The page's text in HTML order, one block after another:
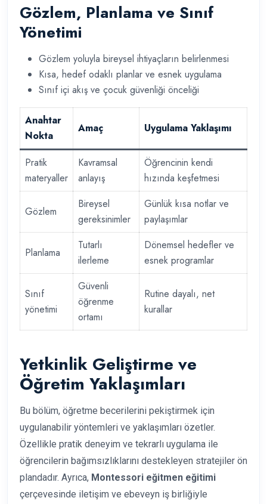
Gözlem, Planlama ve Sınıf
Yönetimi
Gözlem yoluyla bireysel ihtiyaçların belirlenmesi
Kısa, hedef odaklı planlar ve esnek uygulama
Sınıf içi akış ve çocuk güvenliği önceliği
Anahtar
Nokta
Amaç Uygulama Yaklaşımı
Pratik
materyaller
Kavramsal
anlayış
Öğrencinin kendi
hızında keşfetmesi
Gözlem
Bireysel
gereksinimler
Günlük kısa notlar ve
paylaşımlar
Planlama
Tutarlı
ilerleme
Dönemsel hedefler ve
esnek programlar
Sınıf
yönetimi
Güvenli
öğrenme
ortamı
Rutine dayalı, net
kurallar
Yetkinlik Geliştirme ve
Öğretim Yaklaşımları
Bu bölüm, öğretme becerilerini pekiştirmek için
uygulanabilir yöntemleri ve yaklaşımları özetler.
Özellikle pratik deneyim ve tekrarlı uygulama ile
öğrencilerin bağımsızlıklarını destekleyen stratejiler ön
plandadır. Ayrıca, Montessori eğitmen eğitimi
çerçevesinde iletişim ve ebeveyn iş birliğiyle